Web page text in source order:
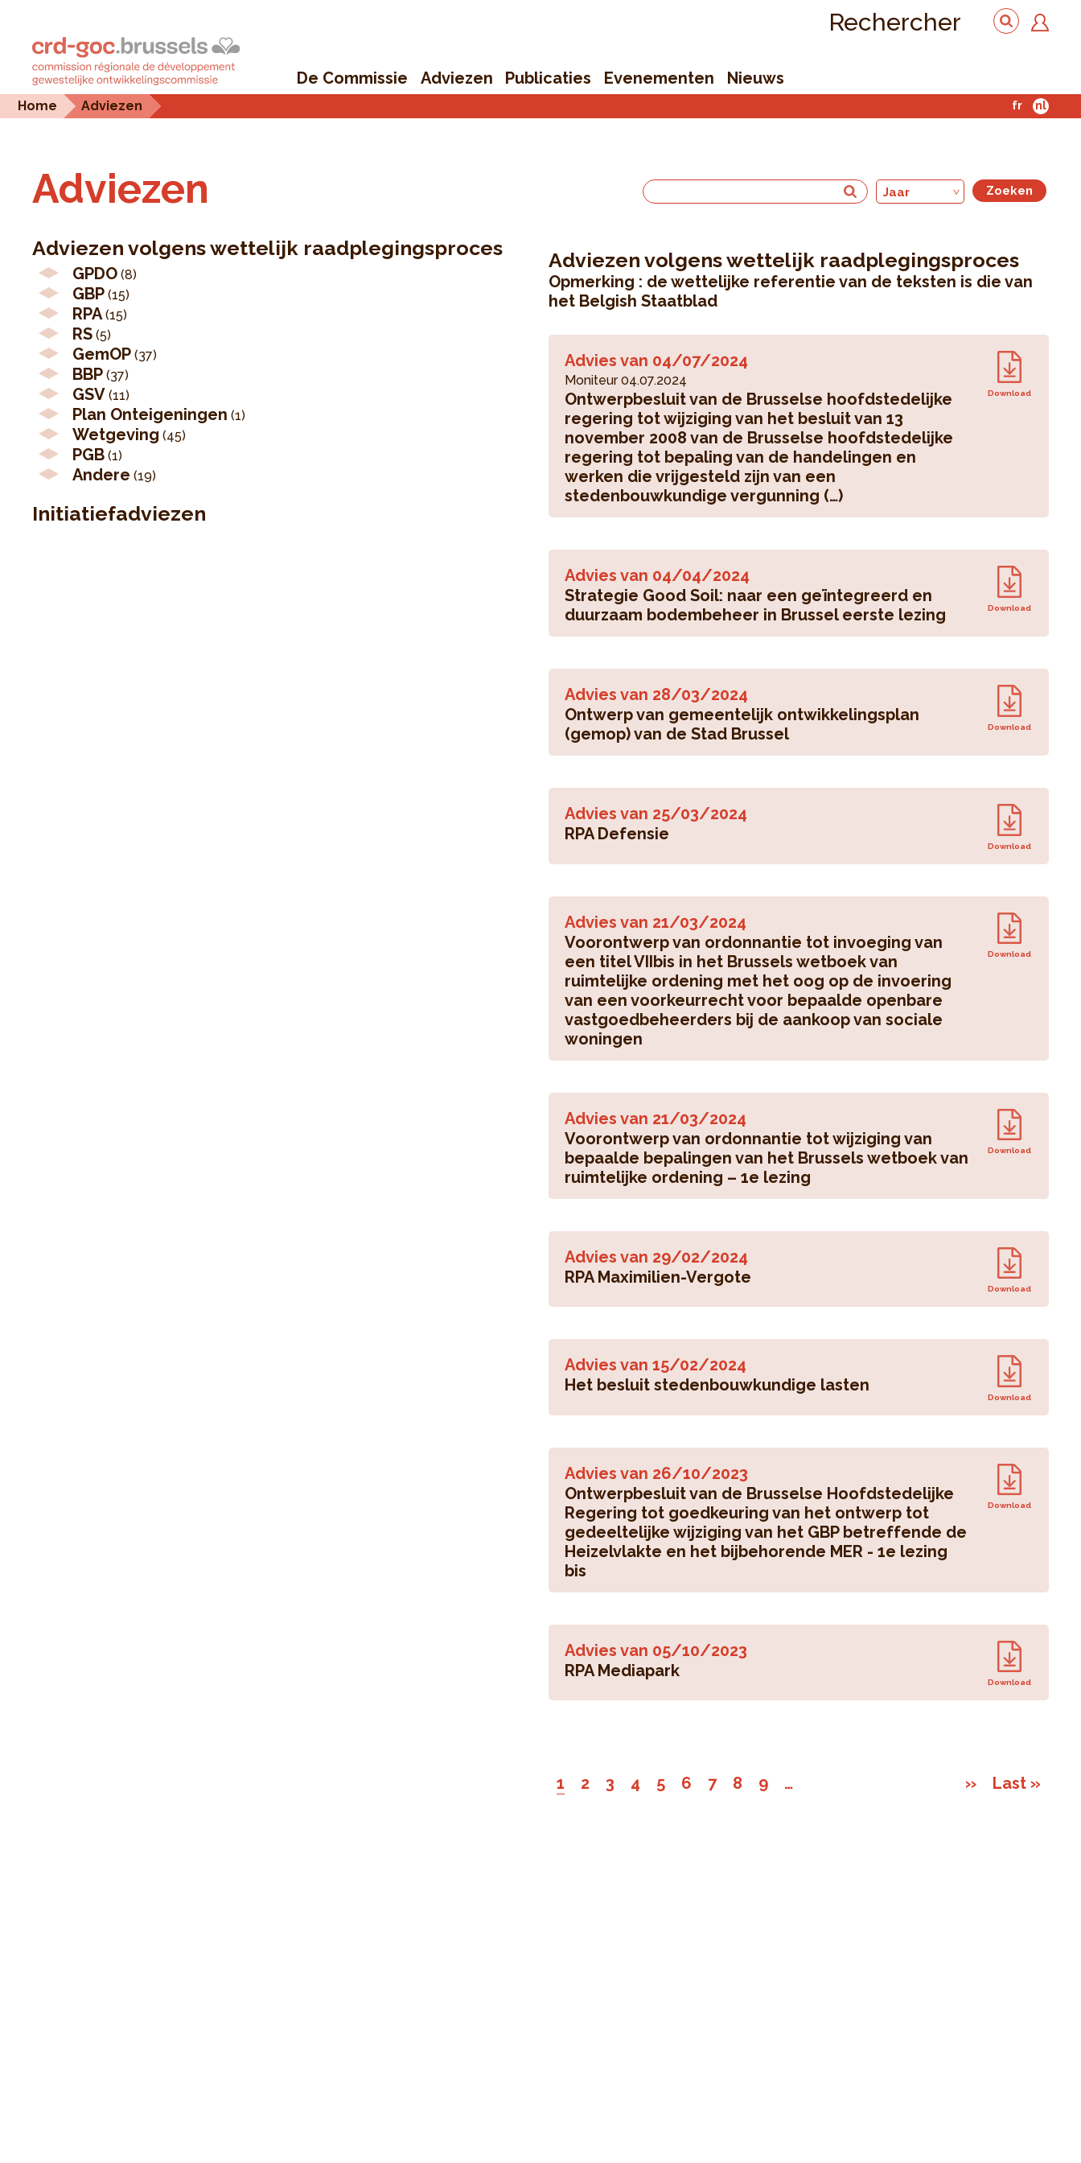
Rechercher
De Commissie Adviezen Publicaties Evenementen Nieuws
Home Adviezen fr nl
Adviezen
Adviezen volgens wettelijk raadplegingsproces
GPDO (8)
GBP (15)
RPA (15)
RS (5)
GemOP (37)
BBP (37)
GSV (11)
Plan Onteigeningen (1)
Wetgeving (45)
PGB (1)
Andere (19)
Initiatiefadviezen
Jaar
Adviezen volgens wettelijk raadplegingsproces
Opmerking : de wettelijke referentie van de teksten is die van
het Belgish Staatblad
Advies van 04/07/2024
Moniteur 04.07.2024
Ontwerpbesluit van de Brusselse hoofdstedelijke
regering tot wijziging van het besluit van 13
november 2008 van de Brusselse hoofdstedelijke
regering tot bepaling van de handelingen en
werken die vrijgesteld zijn van een
stedenbouwkundige vergunning (…)
Download
Advies van 04/04/2024
Strategie Good Soil: naar een geïntegreerd en
duurzaam bodembeheer in Brussel eerste lezing
Download
Advies van 28/03/2024
Ontwerp van gemeentelijk ontwikkelingsplan
(gemop) van de Stad Brussel
Download
Advies van 25/03/2024
RPA Defensie
Download
Advies van 21/03/2024
Voorontwerp van ordonnantie tot invoeging van
een titel VIIbis in het Brussels wetboek van
ruimtelijke ordening met het oog op de invoering
van een voorkeurrecht voor bepaalde openbare
vastgoedbeheerders bij de aankoop van sociale
woningen
Download
Advies van 21/03/2024
Voorontwerp van ordonnantie tot wijziging van
bepaalde bepalingen van het Brussels wetboek van
ruimtelijke ordening – 1e lezing
Download
Advies van 29/02/2024
RPA Maximilien-Vergote
Download
Advies van 15/02/2024
Het besluit stedenbouwkundige lasten
Download
Advies van 26/10/2023
Ontwerpbesluit van de Brusselse Hoofdstedelijke
Regering tot goedkeuring van het ontwerp tot
gedeeltelijke wijziging van het GBP betreffende de
Heizelvlakte en het bijbehorende MER - 1e lezing
bis
Download
Advies van 05/10/2023
RPA Mediapark
Download
1 2 3 4 5 6 7 8 9 … ›› Last »